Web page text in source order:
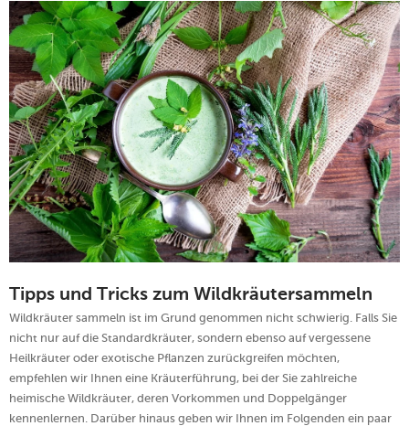
Tipps und Tricks zum Wildkräutersammeln
Wildkräuter sammeln ist im Grund genommen nicht schwierig. Falls Sie
nicht nur auf die Standardkräuter, sondern ebenso auf vergessene
Heilkräuter oder exotische Pflanzen zurückgreifen möchten,
empfehlen wir Ihnen eine Kräuterführung, bei der Sie zahlreiche
heimische Wildkräuter, deren Vorkommen und Doppelgänger
kennenlernen. Darüber hinaus geben wir Ihnen im Folgenden ein paar